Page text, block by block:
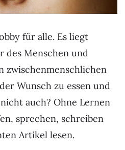
für alle. Es liegt
des Menschen und
zwischenmenschlichen
Wunsch zu essen und
auch? Ohne Lernen
sprechen, schreiben
Artikel lesen.